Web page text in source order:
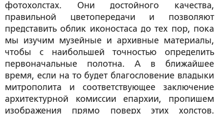
фотохолстах. Они достойного качества,
правильной цветопередачи и позволяют
представить облик иконостаса до тех пор, пока
мы изучим музейные и архивные материалы,
чтобы с наибольшей точностью определить
первоначальные полотна. А в ближайшее
время, если на то будет благословение владыки
митрополита и соответствующее заключение
архитектурной комиссии епархии, пропишем
изображения прямо поверх этих холстов.